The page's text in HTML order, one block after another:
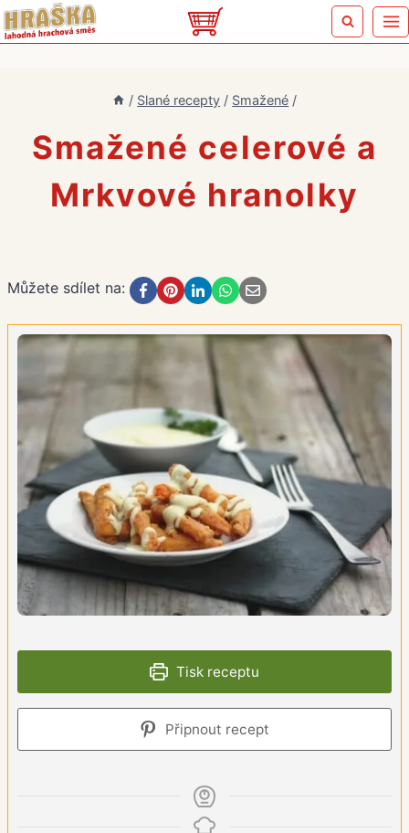
Přeskočit
na
/ Slané recepty / Smažené /
Smažené celerové a
Mrkvové hranolky
Můžete sdílet na:
Tisk receptu
Připnout recept